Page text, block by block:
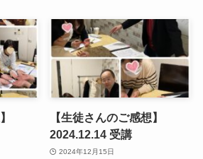
【生徒さんのご感想】
2024.12.14 受講
2024年12月15日